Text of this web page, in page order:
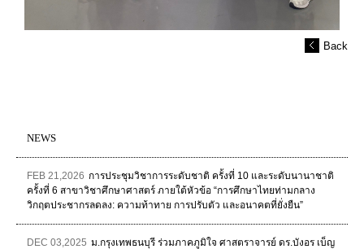
Back
NEWS
FEB 21,2026 การประชุมวิชาการระดับชาติ ครั้งที่ 10 และระดับนานาชาติ
ครั้งที่ 6 สาขาวิชาศึกษาศาสตร์ ภายใต้หัวข้อ “การศึกษาไทยท่ามกลาง
วิกฤตประชากรลดลง: ความท้าทาย การปรับตัว และอนาคตที่ยั่งยืน”
DEC 03,2025 ม.กรุงเทพธนบุรี ร่วมภาคภูมิใจ ศาสตราจารย์ ดร.บังอร เบ็ญ